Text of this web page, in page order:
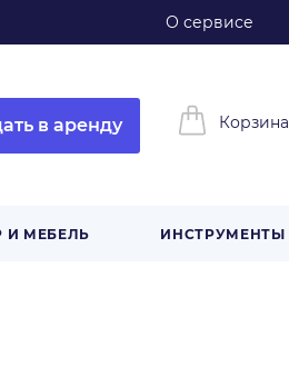
О сервисе
в аренду Корзина
И МЕБЕЛЬ ИНСТРУМЕНТЫ